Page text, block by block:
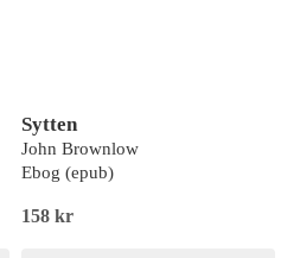
Sytten
John Brownlow
Ebog (epub)
158 kr